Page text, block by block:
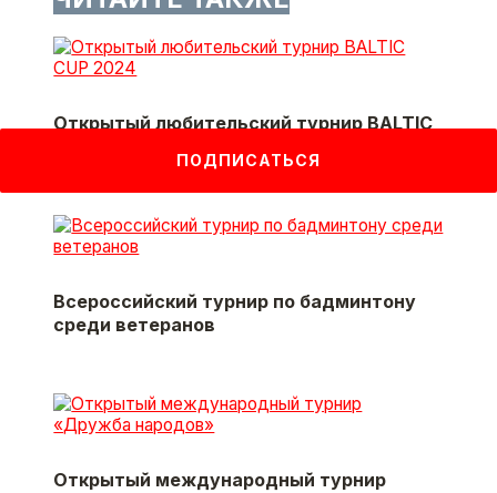
Открытый любительский турнир BALTIC
Всероссийский турнир по бадминтону
среди ветеранов
Открытый международный турнир
ПОДПИСАТЬСЯ